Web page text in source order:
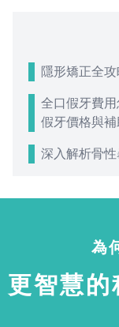
隱形矯正全
全口假牙費
假牙價格與
深入解析骨
為
更智慧的